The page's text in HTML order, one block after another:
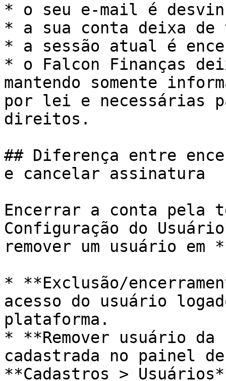
* o seu e-mail é
* a sua conta deixa
* a sessão atual é
* o Falcon Finanças
mantendo somente
por lei e necessárias
direitos.
## Diferença entre
e cancelar assinatura
Encerrar a conta pela
Configuração do
remover um usuário
* **Exclusão/
acesso do usuário
plataforma.
* **Remover usuário da
cadastrada no painel
**Cadastros >